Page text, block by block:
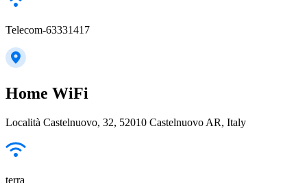
Telecom-63331417
Home WiFi
Località Castelnuovo, 32, 52010 Castelnuovo AR, Italy
terra